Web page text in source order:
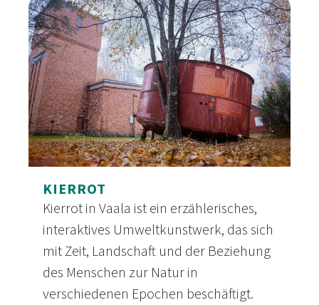
KIERROT
Kierrot in Vaala ist ein erzählerisches,
interaktives Umweltkunstwerk, das sich
mit Zeit, Landschaft und der Beziehung
des Menschen zur Natur in
verschiedenen Epochen beschäftigt.